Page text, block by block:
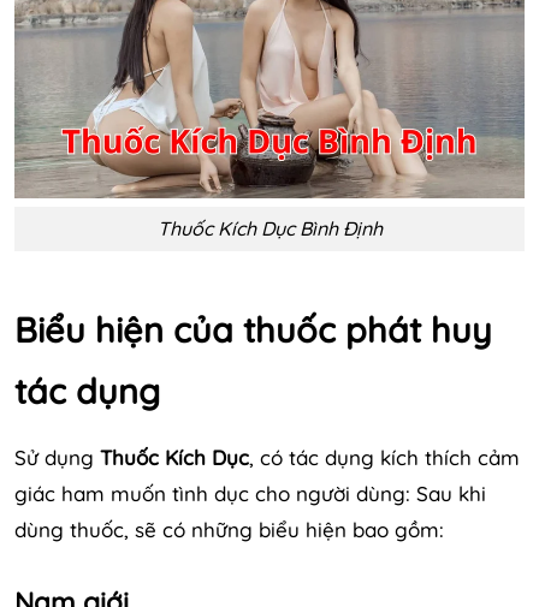
Thuốc Kích Dục Bình Định
Biểu hiện của thuốc phát huy
tác dụng
Sử dụng Thuốc Kích Dục, có tác dụng kích thích cảm
giác ham muốn tình dục cho người dùng: Sau khi
dùng thuốc, sẽ có những biểu hiện bao gồm: